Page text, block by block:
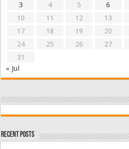
3
4 5 6
10
11 12 13
17
18 19 20
24
25 26 27
31
« Jul
Recent Posts